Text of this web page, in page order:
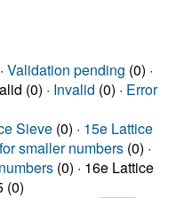
Validation pending (0) ·
(0) · Invalid (0) · Error
Sieve (0) · 15e Lattice
smaller numbers (0) ·
(0) · 16e Lattice
(0)